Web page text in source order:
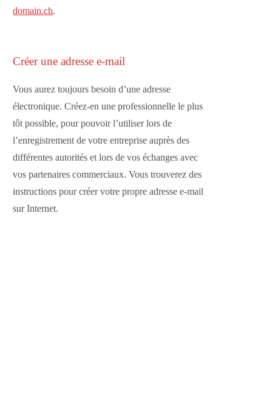
domain.ch.
Créer une adresse e-mail
Vous aurez toujours besoin d’une adresse
électronique. Créez-en une professionnelle le plus
tôt possible, pour pouvoir l’utiliser lors de
l’enregistrement de votre entreprise auprès des
différentes autorités et lors de vos échanges avec
vos partenaires commerciaux. Vous trouverez des
instructions pour créer votre propre adresse e-mail
sur Internet.